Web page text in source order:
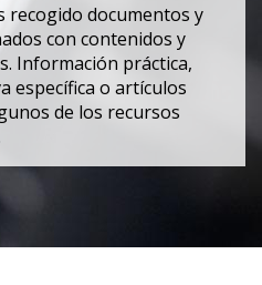
recogido documentos y
con contenidos y
Información práctica,
específica o artículos
de los recursos